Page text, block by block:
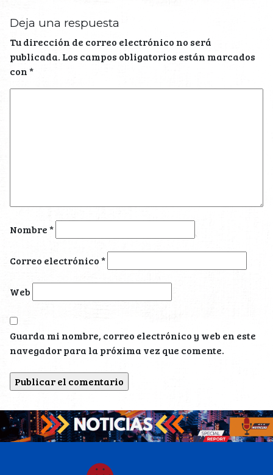
Deja una respuesta
Tu dirección de correo electrónico no será
publicada. Los campos obligatorios están marcados
con*
Nombre*
Correo electrónico*
Web
Guarda mi nombre, correo electrónico y web en este
navegador para la próxima vez que comente.